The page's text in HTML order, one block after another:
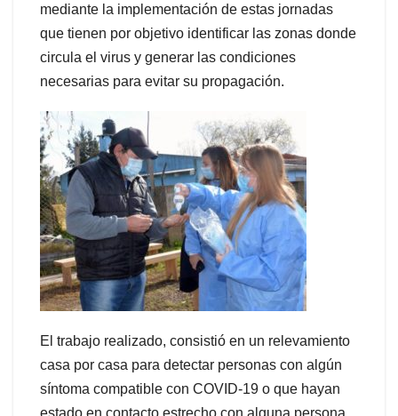
mediante la implementación de estas jornadas
que tienen por objetivo identificar las zonas donde
circula el virus y generar las condiciones
necesarias para evitar su propagación.
El trabajo realizado, consistió en un relevamiento
casa por casa para detectar personas con algún
síntoma compatible con COVID-19 o que hayan
estado en contacto estrecho con alguna persona